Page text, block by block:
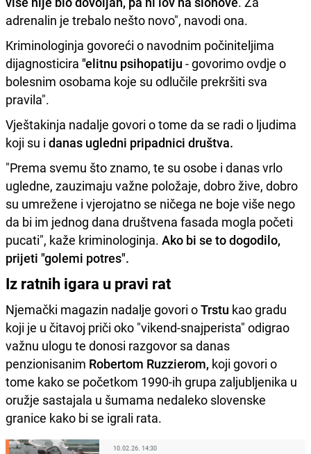
adrenalin je trebalo nešto novo", navodi ona.
Kriminologinja govoreći o navodnim počiniteljima
dijagnosticira "elitnu psihopatiju - govorimo ovdje o
bolesnim osobama koje su odlučile prekršiti sva
pravila".
Vještakinja nadalje govori o tome da se radi o ljudima
koji su i danas ugledni pripadnici društva.
"Prema svemu što znamo, te su osobe i danas vrlo
ugledne, zauzimaju važne položaje, dobro žive, dobro
su umrežene i vjerojatno se ničega ne boje više nego
da bi im jednog dana društvena fasada mogla početi
pucati", kaže kriminologinja. Ako bi se to dogodilo,
prijeti "golemi potres".
Iz ratnih igara u pravi rat
Njemački magazin nadalje govori oTrstu kao gradu
koji je u čitavoj priči oko "vikend-snajperista" odigrao
važnu ulogu te donosi razgovor sa danas
penzionisanim Robertom Ruzzierom, koji govori o
tome kako se početkom 1990-ih grupa zaljubljenika u
oružje sastajala u šumama nedaleko slovenske
granice kako bi se igrali rata.
10.02.26. 14:30